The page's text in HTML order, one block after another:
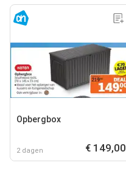
Opbergbox
2 dagen € 149,00